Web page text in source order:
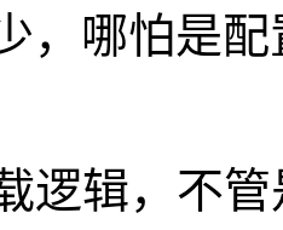
，哪怕是
逻辑，不